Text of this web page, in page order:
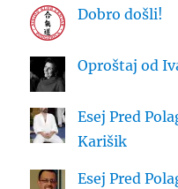
Dobro došli!
Oproštaj od
Esej Pred
Karišik
Esej Pred